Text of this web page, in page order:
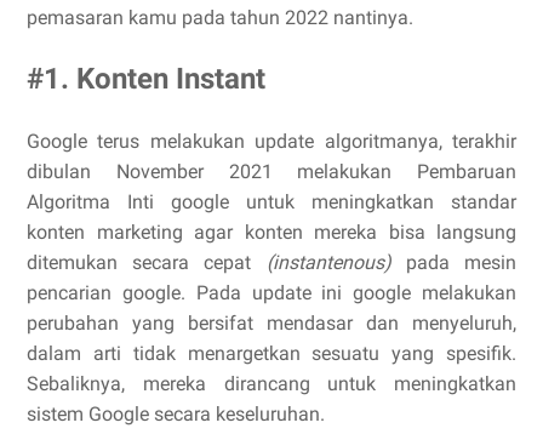
pemasaran kamu pada tahun 2022 nantinya.
#1. Konten Instant
Google terus melakukan update algoritmanya, terakhir
dibulan November 2021 melakukan Pembaruan
Algoritma Inti google untuk meningkatkan standar
konten marketing agar konten mereka bisa langsung
ditemukan secara cepat (instantenous) pada mesin
pencarian google. Pada update ini google melakukan
perubahan yang bersifat mendasar dan menyeluruh,
dalam arti tidak menargetkan sesuatu yang spesifik.
Sebaliknya, mereka dirancang untuk meningkatkan
sistem Google secara keseluruhan.